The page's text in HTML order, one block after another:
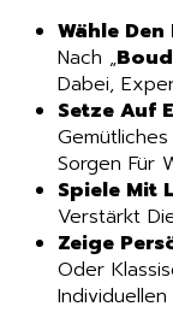
Wähle
Nach „
Dabei,
Setze Auf
Sorgen Für
Spiele Mit
Verstärkt
Zeige
Oder